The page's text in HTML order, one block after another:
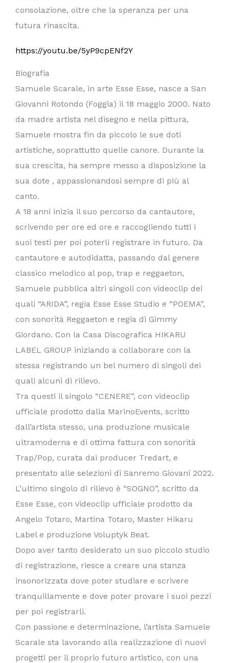
consolazione, oltre che la speranza per una
futura rinascita.
https://youtu.be/5yP9cpENf2Y
Biografia
Samuele Scarale, in arte Esse Esse, nasce a San
Giovanni Rotondo (Foggia) il 18 maggio 2000. Nato
da madre artista nel disegno e nella pittura,
Samuele mostra fin da piccolo le sue doti
artistiche, soprattutto quelle canore. Durante la
sua crescita, ha sempre messo a disposizione la
sua dote , appassionandosi sempre di più al
canto.
A 18 anni inizia il suo percorso da cantautore,
scrivendo per ore ed ore e raccogliendo tutti i
suoi testi per poi poterli registrare in futuro. Da
cantautore e autodidatta, passando dal genere
classico melodico al pop, trap e reggaeton,
Samuele pubblica altri singoli con videoclip dei
quali “ARIDA”, regia Esse Esse Studio e “POEMA”,
con sonorità Reggaeton e regia di Gimmy
Giordano. Con la Casa Discografica HIKARU
LABEL GROUP iniziando a collaborare con la
stessa registrando un bel numero di singoli dei
quali alcuni di rilievo.
Tra questi il singolo “CENERE”, con videoclip
ufficiale prodotto dalla MarinoEvents, scritto
dall’artista stesso, una produzione musicale
ultramoderna e di ottima fattura con sonorità
Trap/Pop, curata dai producer Tredart, e
presentato alle selezioni di Sanremo Giovani 2022.
L’ultimo singolo di rilievo è “SOGNO”, scritto da
Esse Esse, con videoclip ufficiale prodotto da
Angelo Totaro, Martina Totaro, Master Hikaru
Label e produzione Voluptyk Beat.
Dopo aver tanto desiderato un suo piccolo studio
di registrazione, riesce a creare una stanza
insonorizzata dove poter studiare e scrivere
tranquillamente e dove poter provare i suoi pezzi
per poi registrarli.
Con passione e determinazione, l’artista Samuele
Scarale sta lavorando alla realizzazione di nuovi
progetti per il proprio futuro artistico, con una